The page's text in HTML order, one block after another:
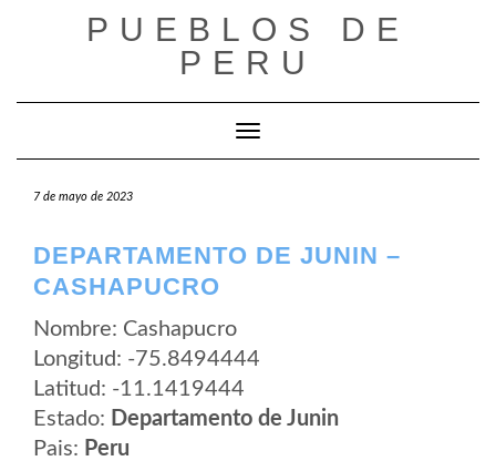
PUEBLOS DE
PERU
Cambiar modo de navegación
7 de mayo de 2023
DEPARTAMENTO DE JUNIN –
CASHAPUCRO
Nombre: Cashapucro
Longitud: -75.8494444
Latitud: -11.1419444
Estado: Departamento de Junin
Pais: Peru